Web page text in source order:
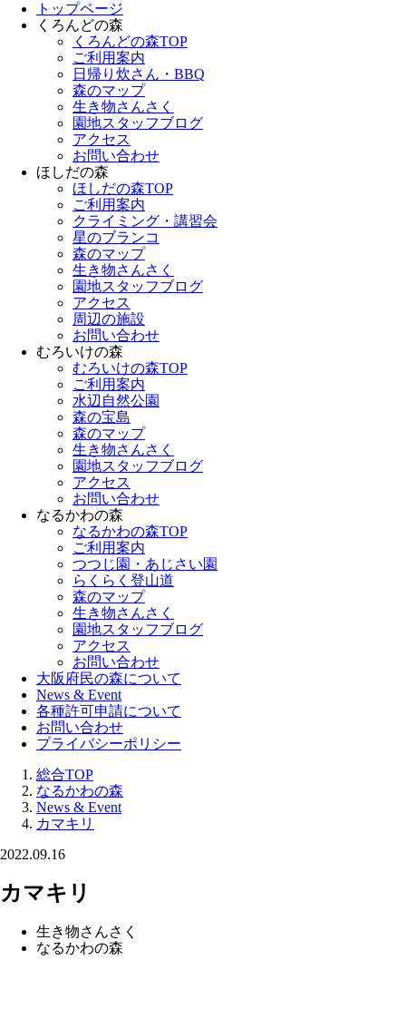
トップページ
くろんどの森
くろんどの森TOP
ご利用案内
日帰り炊さん・BBQ
森のマップ
生き物さんさく
園地スタッフブログ
アクセス
お問い合わせ
ほしだの森
ほしだの森TOP
ご利用案内
クライミング・講習会
星のブランコ
森のマップ
生き物さんさく
園地スタッフブログ
アクセス
周辺の施設
お問い合わせ
むろいけの森
むろいけの森TOP
ご利用案内
水辺自然公園
森の宝島
森のマップ
生き物さんさく
園地スタッフブログ
アクセス
お問い合わせ
なるかわの森
なるかわの森TOP
ご利用案内
つつじ園・あじさい園
らくらく登山道
森のマップ
生き物さんさく
園地スタッフブログ
アクセス
お問い合わせ
大阪府民の森について
News & Event
各種許可申請について
お問い合わせ
プライバシーポリシー
総合TOP
なるかわの森
News & Event
カマキリ
2022.09.16
カマキリ
生き物さんさく
なるかわの森